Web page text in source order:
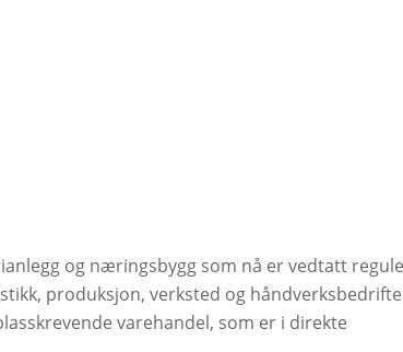
og næringsbygg som nå er vedtatt
produksjon, verksted og
varehandel, som er i direkte